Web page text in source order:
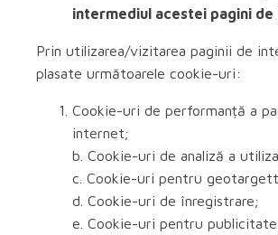
intermediul acestei pagini
Prin utilizarea/vizitarea paginii de
plasate următoarele cookie-uri:
Cookie-uri de performanță a
internet;
b. Cookie-uri de analiză a
c. Cookie-uri pentru
d. Cookie-uri de înregistrare;
e. Cookie-uri pentru